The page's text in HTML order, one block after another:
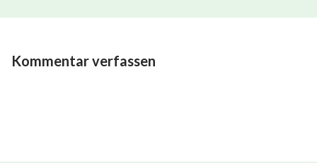
Kommentar verfassen